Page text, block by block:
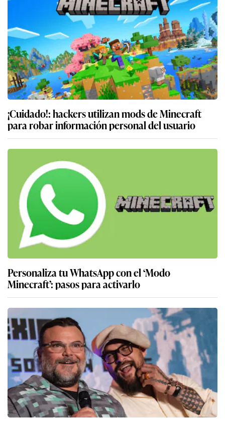
¡Cuidado!: hackers utilizan mods de Minecraft
para robar información personal del usuario
Personaliza tu WhatsApp con el ‘Modo
Minecraft’: pasos para activarlo